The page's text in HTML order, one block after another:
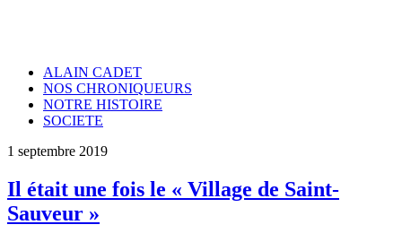
ALAIN CADET
NOS CHRONIQUEURS
NOTRE HISTOIRE
SOCIETE
1 septembre 2019
Il était une fois le « Village de Saint-
Sauveur »